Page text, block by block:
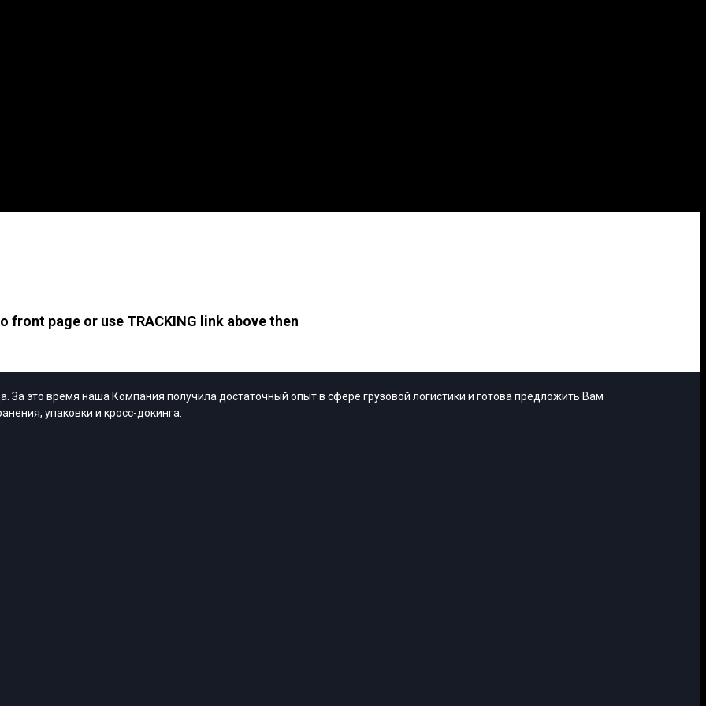
page or use TRACKING link above then
это время наша Компания получила достаточный опыт в сфере грузовой логистики и готова предложить Вам
упаковки и кросс-докинга.